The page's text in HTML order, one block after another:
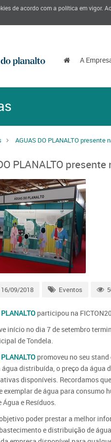
de acordo com a política em vigor.
A
AGUAS DO PLANALTO presente
PLANALTO
16/09/2018 Eventos
participou na
início no dia 7 de setembro
de Tondela.
promoveu no seu
distribuída, o preço da água
disponíveis. Recordamos
exemplar de água para consumo
Água e Resíduos.
poder prestar a melhor
e distribuição de